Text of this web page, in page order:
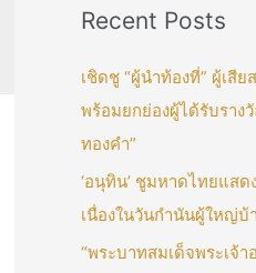
Recent Posts
เชิดชู “ผู้นำท้องที่” ผู้เสี
พร้อมยกย่องผู้ได้รับราง
ทองคำ”
‘อนุทิน’ ชูมหาดไทยแส
เนื่องในวันกำนันผู้ใหญ่บ้
“พระบาทสมเด็จพระเจ้